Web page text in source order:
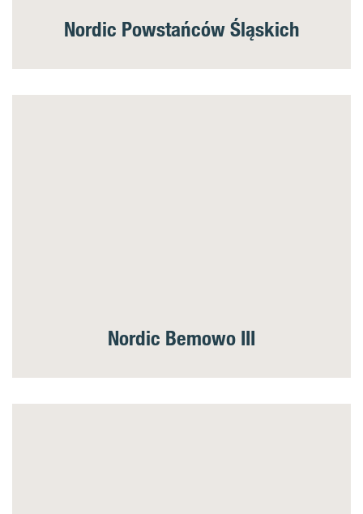
Nordic Powstańców Śląskich
Nordic Bemowo III